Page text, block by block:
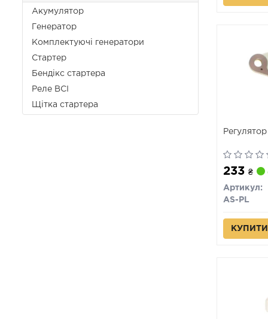
Акумулятор
Генератор
Комплектуючі генератори
Стартер
Бендікс стартера
Реле ВСІ
Щітка стартера
233 ₴
Артикул:
AS-PL
КУПИТИ